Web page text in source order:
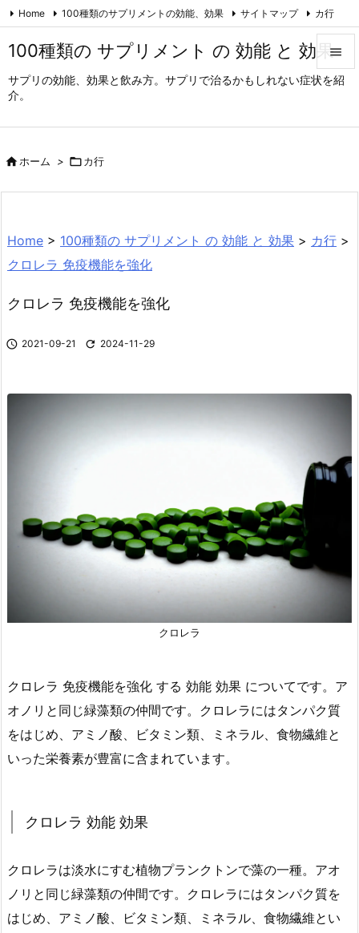
100種類の サプリメント の 効能 と 効果
サプリの効能、効果と飲み方。サプリで治るかもしれない症状を紹
介。




Home 100種類のサプリメントの効能、効果 サイトマップ カ行
ハ行 ラ行 マ行
ホーム > カ行
Home > 100種類の サプリメント の 効能 と 効果 > カ行 >
クロレラ 免疫機能を強化
クロレラ 免疫機能を強化
 2021-09-21  2024-11-29
クロレラ
クロレラ 免疫機能を強化 する 効能 効果 についてです。ア
オノリと同じ緑藻類の仲間です。クロレラにはタンパク質
をはじめ、アミノ酸、ビタミン類、ミネラル、食物繊維と
いった栄養素が豊富に含まれています。
クロレラ 効能 効果
クロレラは淡水にすむ植物プランクトンで藻の一種。アオ
ノリと同じ緑藻類の仲間です。クロレラにはタンパク質を
はじめ、アミノ酸、ビタミン類、ミネラル、食物繊維とい